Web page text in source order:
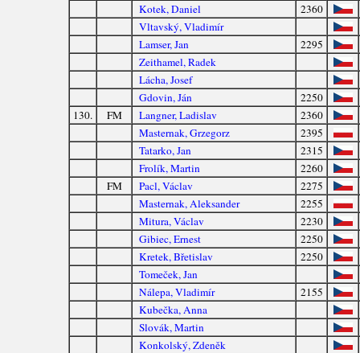
Kotek, Daniel
2360
Vltavský, Vladimír
Lamser, Jan
2295
Zeithamel, Radek
Lácha, Josef
Gdovin, Ján
2250
130.
FM Langner, Ladislav
2360
Masternak, Grzegorz
2395
Tatarko, Jan
2315
Frolík, Martin
2260
FM
Pacl, Václav
2275
Masternak, Aleksander
2255
Mitura, Václav
2230
Gibiec, Ernest
2250
Kretek, Břetislav
2250
Tomeček, Jan
Nálepa, Vladimír
2155
Kubečka, Anna
Slovák, Martin
Konkolský, Zdeněk